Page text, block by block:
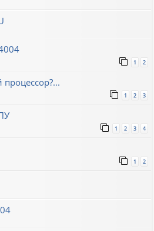
1 2
1 2 3
1 2 3 4
1 2